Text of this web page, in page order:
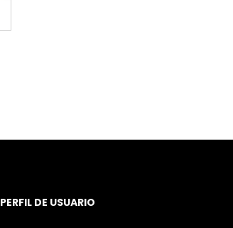
PERFIL DE USUARIO